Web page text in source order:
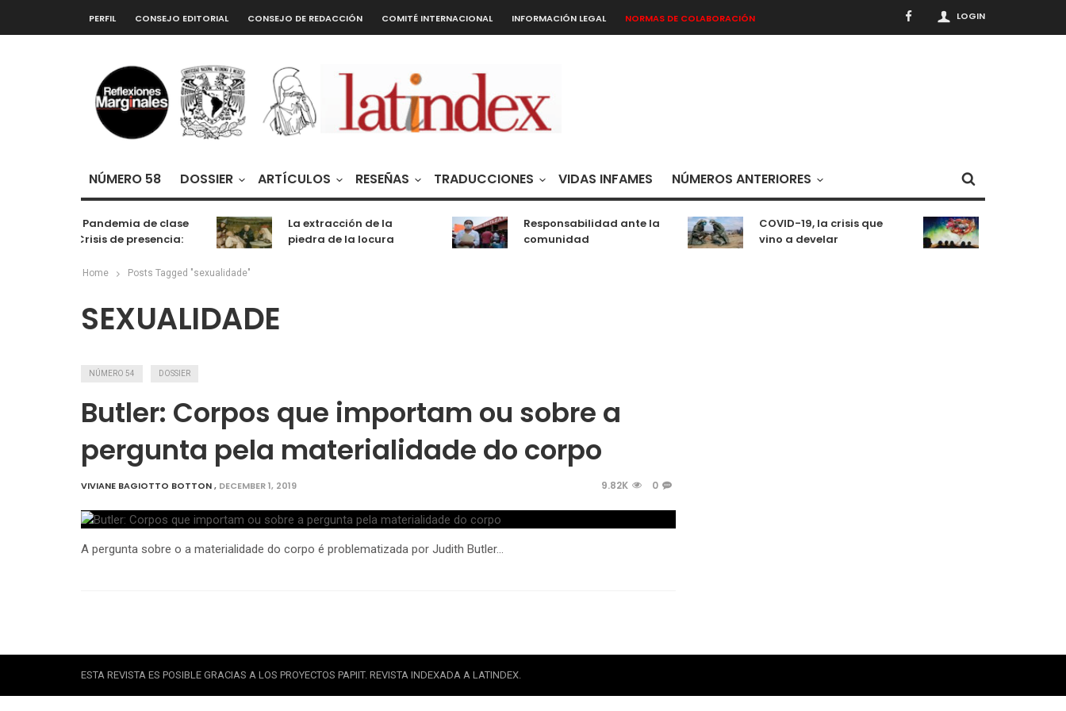
LOGIN
PERFIL CONSEJO EDITORIAL CONSEJO DE REDACCIÓN COMITÉ INTERNACIONAL INFORMACIÓN LEGAL NORMAS DE COLABORACIÓN
NÚMERO 58 DOSSIER ARTÍCULOS RESEÑAS TRADUCCIONES VIDAS INFAMES NÚMEROS ANTERIORES
De la Pandemia de clase
a la Crisis de presencia:
entretenimiento
La extracción de la
piedra de la locura
Responsabilidad ante la
comunidad
COVID-19, la crisis que
vino a develar
Home Posts Tagged "sexualidade"
SEXUALIDADE
NÚMERO 54 DOSSIER
Butler: Corpos que importam ou sobre a
pergunta pela materialidade do corpo
VIVIANE BAGIOTTO BOTTON, DECEMBER 1, 2019 9.82K 0
A pergunta sobre o a materialidade do corpo é problematizada por Judith Butler…
ESTA REVISTA ES POSIBLE GRACIAS A LOS PROYECTOS PAPIIT. REVISTA INDEXADA A LATINDEX.